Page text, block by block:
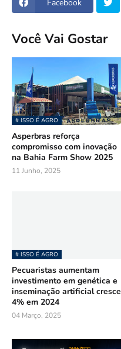
Facebook
Você Vai Gostar
# ISSO É AGRO
Asperbras reforça
compromisso com inovação
na Bahia Farm Show 2025
11 Junho, 2025
# ISSO É AGRO
Pecuaristas aumentam
investimento em genética e
inseminação artificial cresce
4% em 2024
04 Março, 2025